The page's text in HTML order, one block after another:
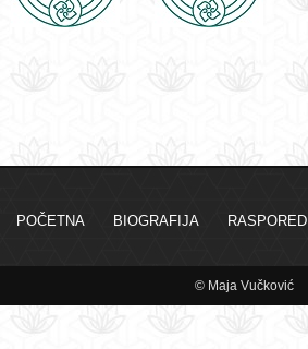
POČETNA BIOGRAFIJA RASPORED
© Maja Vučković